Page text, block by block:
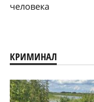
человека
КРИМИНАЛ